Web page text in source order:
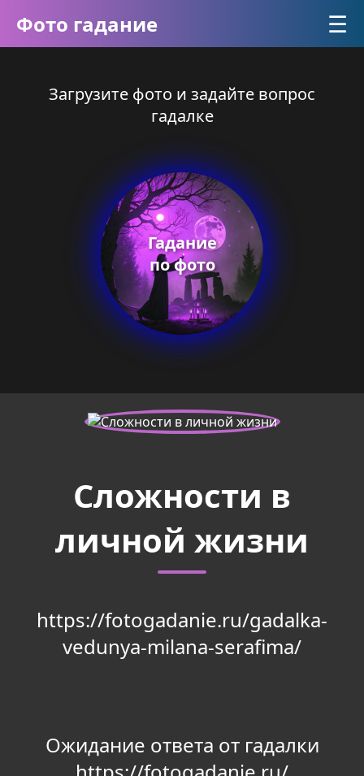
Фото гадание ☰
Загрузите фото и задайте вопрос
гадалке
Гадание
по фото
Сложности в
личной жизни
https://fotogadanie.ru/gadalka-
vedunya-milana-serafima/
Ожидание ответа от гадалки